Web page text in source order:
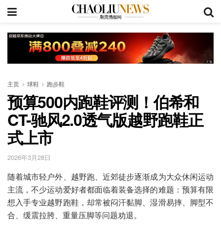
主页 球鞋 跑步鞋
预算500内跑鞋评测！伯希和
CT-驰风2.0透气版越野跑鞋正
式上市
2026年3月28日
随着城市轻户外、越野跑、近郊徒步逐渐成为大众休闲运动
主流，不少运动爱好者都面临着装备选择的难题：预算有限
想入手专业越野跑鞋，却常被闷汗黏脚、湿滑易摔、脚型不
合、缓震拉胯、重量压脚等问题劝退。